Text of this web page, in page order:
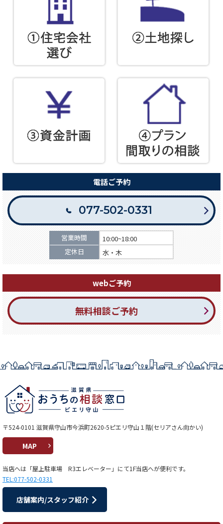
電話ご予約
077-502-0331
営業時間
10:00~18:00
定休日
水・木
webご予約
無料相談ご予約
〒524-0101 滋賀県守山市今浜町2620-5ピエリ守山１階(セリアさん向かい)
MAP
当店へは「屋上駐車場 R3エレベーター」にて1F当店へが便利です。
TEL:077-502-0331
店舗案内/スタッフ紹介